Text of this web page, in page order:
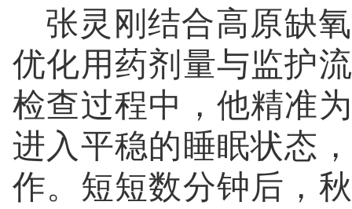
张灵刚结合高原缺
优化用药剂量与监护
检查过程中，他精准
进入平稳的睡眠状态
作。短短数分钟后，